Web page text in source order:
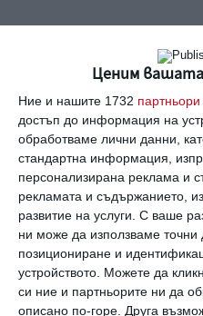
Ценим
Ние и нашите 1732 партньори
достъп до информация на
обработваме лични данни,
стандартна информация,
персонализирана реклама и
рекламата и съдържанието,
развитие на услуги. С ваше
ни може да използваме точни
позициониране и
устройството. Можете да
си ние и партньорите ни да
описано по-горе. Друга
на порции, това
която да се ползва
рязане на пиле. След
трябва да се измият
сапун и топла вода.
Според експертите
не се мие с вода
само за пилешкото,
пуешко, но и говеждо,